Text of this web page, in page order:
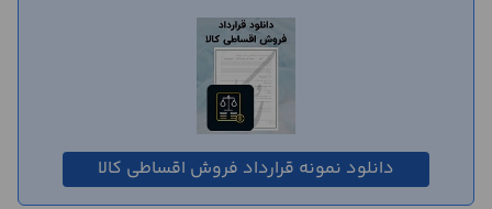
دانلود نمونه قرارداد فروش اقساطی کالا